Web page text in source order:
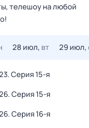
телешоу на любой
28 июл, вт 29 июл,
. Серия 15-я
. Серия 15-я
. Серия 16-я